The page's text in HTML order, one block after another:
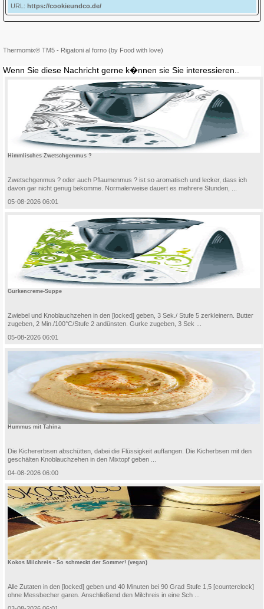
URL: https://cookieundco.de/
Thermomix® TM5 - Rigatoni al forno (by Food with love)
Wenn Sie diese Nachricht gerne k�nnen sie Sie interessieren..
Himmlisches Zwetschgenmus ?
Zwetschgenmus ? oder auch Pflaumenmus ? ist so aromatisch und lecker, dass ich
davon gar nicht genug bekomme. Normalerweise dauert es mehrere Stunden, ...
05-08-2026 06:01
Gurkencreme-Suppe
Zwiebel und Knoblauchzehen in den [locked] geben, 3 Sek./ Stufe 5 zerkleinern. Butter
zugeben, 2 Min./100°C/Stufe 2 andünsten. Gurke zugeben, 3 Sek ...
05-08-2026 06:01
Hummus mit Tahina
Die Kichererbsen abschütten, dabei die Flüssigkeit auffangen. Die Kicherbsen mit den
geschälten Knoblauchzehen in den Mixtopf geben ...
04-08-2026 06:00
Kokos Milchreis - So schmeckt der Sommer! (vegan)
Alle Zutaten in den [locked] geben und 40 Minuten bei 90 Grad Stufe 1,5 [counterclock]
ohne Messbecher garen. Anschließend den Milchreis in eine Sch ...